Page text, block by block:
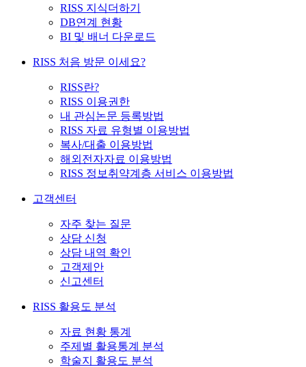
RISS 지식더하기
DB연계 현황
BI 및 배너 다운로드
RISS 처음 방문 이세요?
RISS란?
RISS 이용권한
내 관심논문 등록방법
RISS 자료 유형별 이용방법
복사/대출 이용방법
해외전자자료 이용방법
RISS 정보취약계층 서비스 이용방법
고객센터
자주 찾는 질문
상담 신청
상담 내역 확인
고객제안
신고센터
RISS 활용도 분석
자료 현황 통계
주제별 활용통계 분석
학술지 활용도 분석